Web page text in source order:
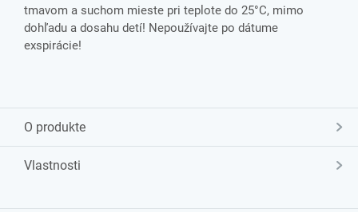
tmavom a suchom mieste pri teplote do 25°C, mimo
dohľadu a dosahu detí! Nepoužívajte po dátume
exspirácie!
O produkte
Vlastnosti